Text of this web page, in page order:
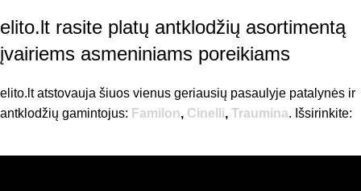
elito.lt rasite platų antklodžių asortimentą
įvairiems asmeniniams poreikiams
elito.lt atstovauja šiuos vienus geriausių pasaulyje patalynės ir
antklodžių gamintojus: Familon, Cinelli, Traumina. Išsirinkite: